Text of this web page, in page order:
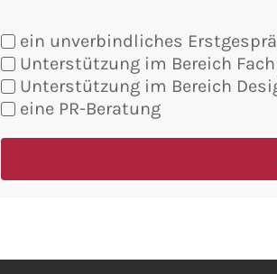
Sie
möchten:
ein unverbindliches
Unterstützung im Bereich
Unterstützung im Bereich
eine PR-Beratung